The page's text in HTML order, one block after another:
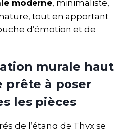
moderne, minimaliste,
tout en apportant
d’émotion et de
murale haut
prête à poser
les pièces
de l’étang de Thyx se